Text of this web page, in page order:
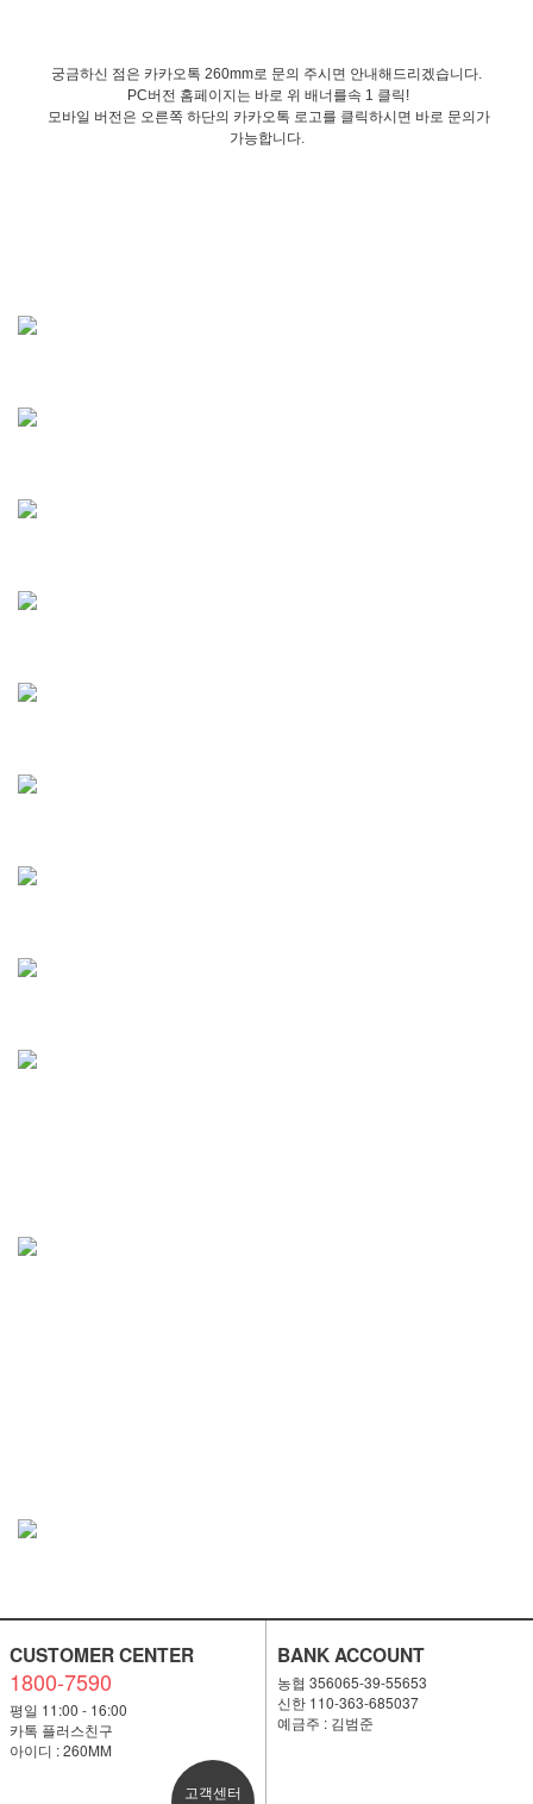
궁금하신 점은 카카오톡 260mm로 문의 주시면 안내해드리겠습니다.
PC버전 홈페이지는 바로 위 배너를속 1 클릭!
모바일 버전은 오른쪽 하단의 카카오톡 로고를 클릭하시면 바로 문의가
가능합니다.
CUSTOMER CENTER
1800-7590
평일 11:00 - 16:00
카톡 플러스친구
아이디 : 260MM
고객센터
BANK ACCOUNT
농협 356065-39-55653
신한 110-363-685037
예금주 : 김범준